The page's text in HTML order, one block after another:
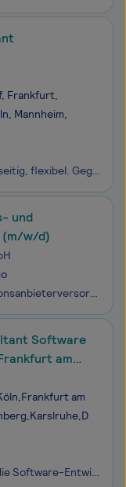
Frankfurt,
Mannheim,
PTA in Kürze? Authentisch, vielseitig, flexibel. Gegründet 1969 zählt die PTA GmbH zu Deutschlands ältesten, familiengeführten IT- und Unternehmensberatungen. An insgesamt 13 Standorten in Deutschland, der Schweiz und Spanien unterstützen wir unsere Kunden bei der Umsetzung von IT- und Organisati
und
(m/w/d)
Als regionaler Telekommunikationsanbieterversorgt M-net große Teile Bayerns, den Großraum Ulm sowie weite Teile des hessischen Landkreises Main-Kinzig mit zukunftssicherer Kommunikations-technologie. Das Portfolio ist dabei auf den Kommunikationsbedarf vonGeschäfts- und Privatkundenausgerichtet
Software
am
am
Über uns: 23ENGINEERS – wir die Software-Entwicklungs-Unit der 23DATA GmbH. W ir sind ein IT-Daten- und Software-Beratungsunternehmen und unterstützen Unternehmen im Finanz- und Banksektor dabei, das volle Potenzial ihrer Daten und Prozesse auszuschöpfen. Das Fundament: Leidenschaft für Beratu